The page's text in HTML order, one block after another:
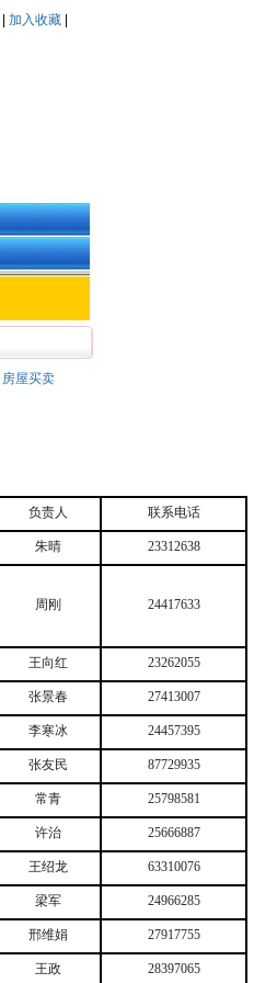
加入收藏
房屋买卖
负责人 联系电话
朱晴 23312638
周刚
24417633
王向红 23262055
张景春 27413007
李寒冰 24457395
张友民 87729935
常青 25798581
许治 25666887
王绍龙 63310076
梁军 24966285
邢维娟 27917755
王政 28397065